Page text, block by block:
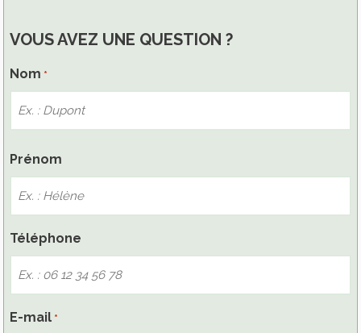
VOUS AVEZ UNE QUESTION ?
Nom *
Prénom
Téléphone
E-mail *